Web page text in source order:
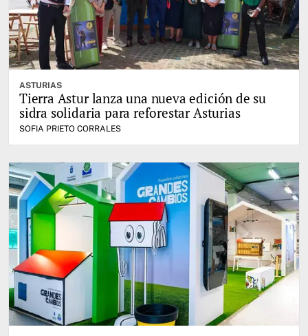
ASTURIAS
Tierra Astur lanza una nueva edición de su
sidra solidaria para reforestar Asturias
SOFIA PRIETO CORRALES